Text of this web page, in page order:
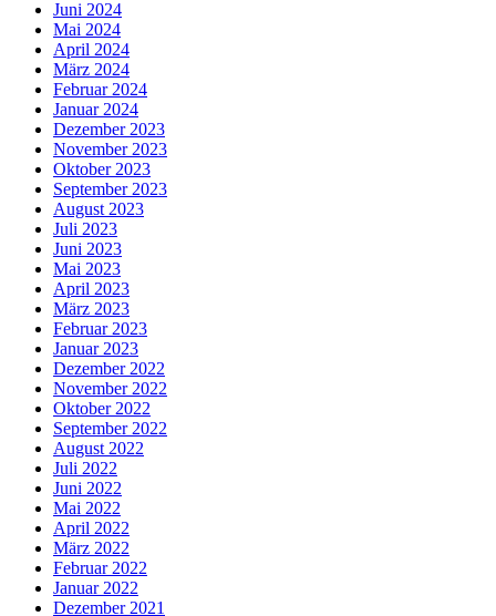
Juni 2024
Mai 2024
April 2024
März 2024
Februar 2024
Januar 2024
Dezember 2023
November 2023
Oktober 2023
September 2023
August 2023
Juli 2023
Juni 2023
Mai 2023
April 2023
März 2023
Februar 2023
Januar 2023
Dezember 2022
November 2022
Oktober 2022
September 2022
August 2022
Juli 2022
Juni 2022
Mai 2022
April 2022
März 2022
Februar 2022
Januar 2022
Dezember 2021